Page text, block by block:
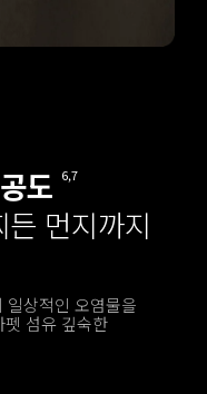
도 6,7
먼지까지
일상적인 오염물을
섬유 깊숙한